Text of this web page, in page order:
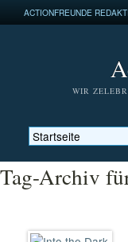
ACTIONFREUNDE
WIR
Tag-Archiv